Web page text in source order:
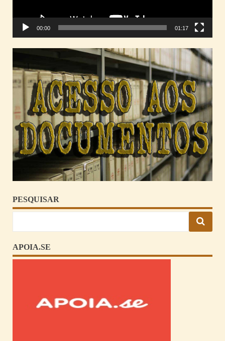
00:00 01:17
PESQUISAR
APOIA.SE